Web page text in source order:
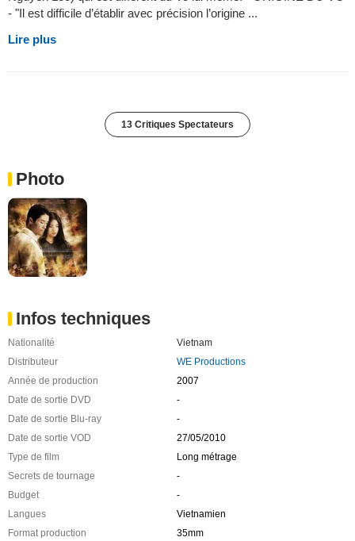
- "Il est difficile d’établir avec précision l’origine ...
Lire plus
13 Critiques Spectateurs
Photo
Infos techniques
Nationalité
Vietnam
Distributeur
WE Productions
Année de production
2007
Date de sortie DVD
-
Date de sortie Blu-ray
-
Date de sortie VOD
27/05/2010
Type de film
Long métrage
Secrets de tournage
-
Budget
-
Langues
Vietnamien
Format production
35mm